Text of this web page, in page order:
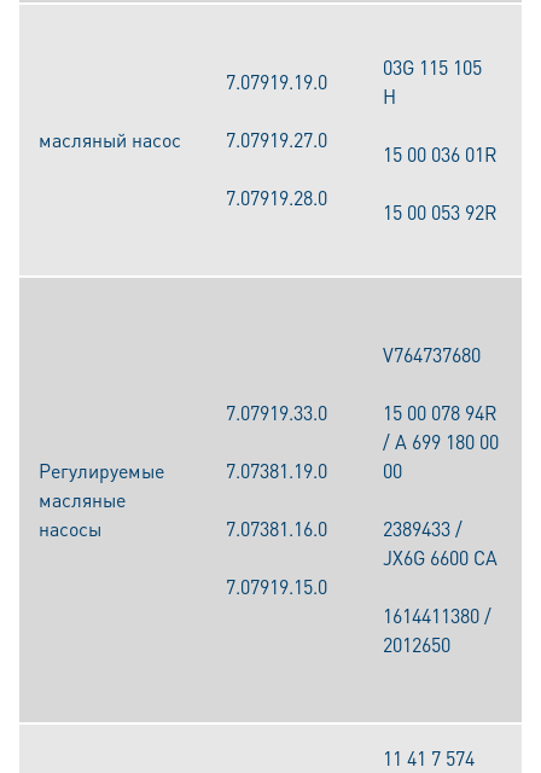
масляный насос
7.07919.19.0
7.07919.27.0
7.07919.28.0
03G 115 105
H
15 00 036 01R
15 00 053 92R
Pегулируемые
масляные
насосы
7.07919.33.0
7.07381.19.0
7.07381.16.0
7.07919.15.0
V764737680
15 00 078 94R
/ A 699 180 00
00
2389433 /
JX6G 6600 CA
1614411380 /
2012650
11 41 7 574